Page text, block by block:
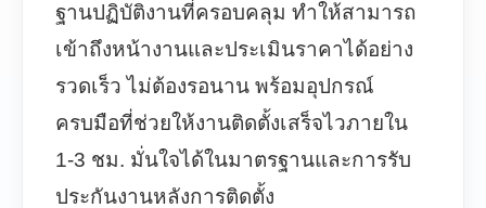
ฐานปฏิบัติงานที่ครอบคลุม ทำให้สามารถ
เข้าถึงหน้างานและประเมินราคาได้อย่าง
รวดเร็ว ไม่ต้องรอนาน พร้อมอุปกรณ์
ครบมือที่ช่วยให้งานติดตั้งเสร็จไวภายใน
1-3 ชม. มั่นใจได้ในมาตรฐานและการรับ
ประกันงานหลังการติดตั้ง